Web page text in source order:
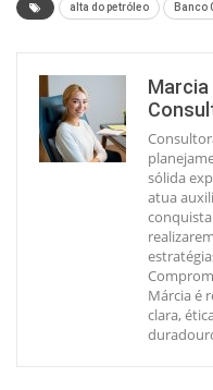
alta do petróleo Banco
Marcia
sólida
atua
Márcia é
clara,